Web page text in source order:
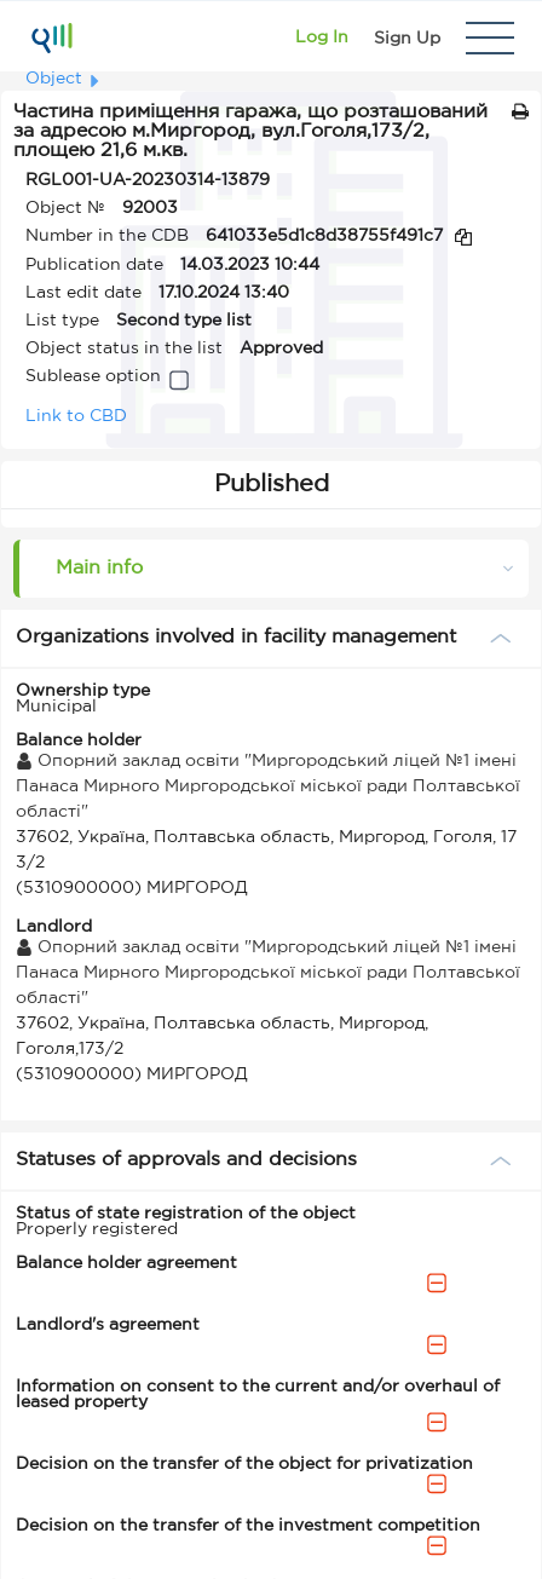
Log In Sign Up
Object
Частина приміщення гаража, що розташований
за адресою м.Миргород, вул.Гоголя,173/2,
площею 21,6 м.кв.
RGL001-UA-20230314-13879
Object №
92003
Number in the CDB
641033e5d1c8d38755f491c7
Publication date
14.03.2023 10:44
Last edit date
17.10.2024 13:40
List type
Second type list
Object status in the list
Approved
Sublease option
Link to CBD
Published
Main info
Organizations involved in facility management
Ownership type
Municipal
Balance holder
Опорний заклад освіти "Миргородський ліцей №1 імені
Панаса Мирного Миргородської міської ради Полтавської
області"
37602, Україна, Полтавська область, Миргород, Гоголя, 17
3/2
(5310900000) МИРГОРОД
Landlord
Опорний заклад освіти "Миргородський ліцей №1 імені
Панаса Мирного Миргородської міської ради Полтавської
області"
37602, Україна, Полтавська область, Миргород,
Гоголя,173/2
(5310900000) МИРГОРОД
Statuses of approvals and decisions
Status of state registration of the object
Properly registered
Balance holder agreement
Landlord's agreement
Information on consent to the current and/or overhaul of
leased property
Decision on the transfer of the object for privatization
Decision on the transfer of the investment competition